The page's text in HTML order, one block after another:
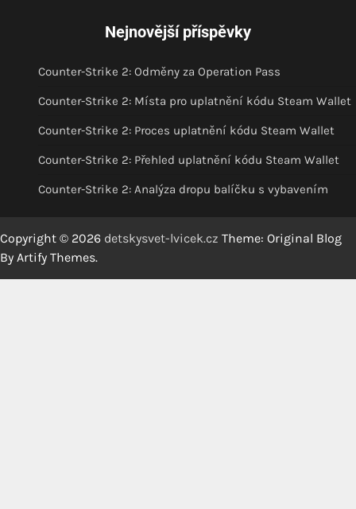
Nejnovější příspěvky
Counter-Strike 2: Odměny za Operation Pass
Counter-Strike 2: Místa pro uplatnění kódu Steam Wallet
Counter-Strike 2: Proces uplatnění kódu Steam Wallet
Counter-Strike 2: Přehled uplatnění kódu Steam Wallet
Counter-Strike 2: Analýza dropu balíčku s vybavením
Copyright © 2026 detskysvet-lvicek.cz Theme: Original Blog
By Artify Themes.